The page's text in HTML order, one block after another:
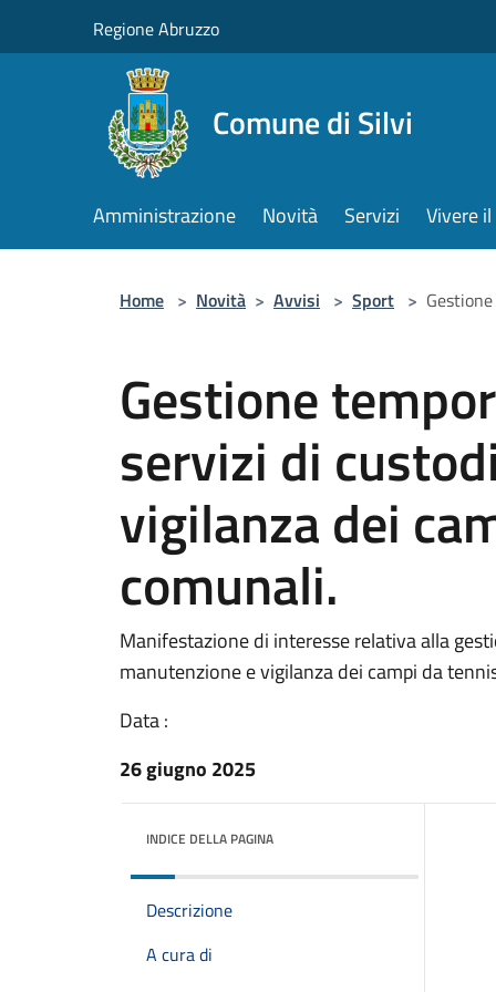
Regione Abruzzo
Comune di Silvi
Amministrazione Novità Servizi Vivere
Home > Novità > Avvisi > Sport >
Gestione
servizi di
vigilanza dei
comunali.
Manifestazione di interesse relativa alla
manutenzione e vigilanza dei campi da
Data :
26 giugno 2025
INDICE DELLA PAGINA
Descrizione
A cura di